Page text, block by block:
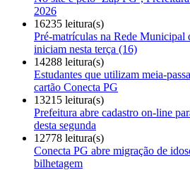
2026
16235 leitura(s)
Pré-matrículas na Rede Municipal
iniciam nesta terça (16)
14288 leitura(s)
Estudantes que utilizam meia-
cartão Conecta PG
13215 leitura(s)
Prefeitura abre cadastro on-line
desta segunda
12778 leitura(s)
Conecta PG abre migração de
bilhetagem